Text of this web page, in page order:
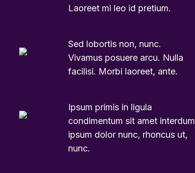
Laoreet mi leo id pretium.
Sed lobortis non, nunc.
Vivamus posuere arcu. Nulla
facilisi. Morbi laoreet, ante.
Ipsum primis in ligula
condimentum sit amet interdum
ipsum dolor nunc, rhoncus ut,
nunc.